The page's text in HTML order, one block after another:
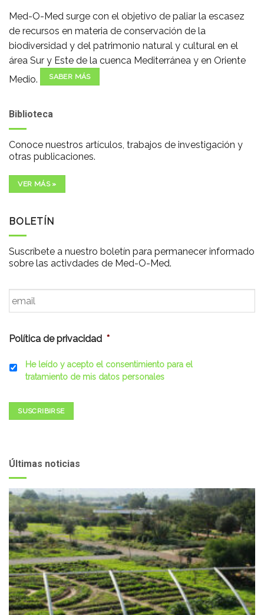
Med-O-Med surge con el objetivo de paliar la escasez
de recursos en materia de conservación de la
biodiversidad y del patrimonio natural y cultural en el
área Sur y Este de la cuenca Mediterránea y en Oriente
Medio.
SABER MÁS
Biblioteca
Conoce nuestros artículos, trabajos de investigación y
otras publicaciones.
VER MÁS »
BOLETÍN
Suscríbete a nuestro boletín para permanecer informado
sobre las activdades de Med-O-Med.
Email *
Política de privacidad *
He leído y acepto el consentimiento para el
tratamiento de mis datos personales
SUSCRIBIRSE
Últimas noticias